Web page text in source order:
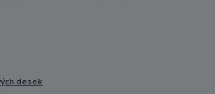
desek